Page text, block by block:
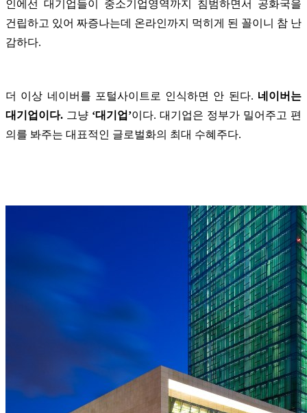
인에선 대기업들이 중소기업영역까지 침범하면서 공화국을
건립하고 있어 짜증나는데 온라인까지 먹히게 된 꼴이니 참 난
감하다.
더 이상 네이버를 포털사이트로 인식하면 안 된다. 네이버는
대기업이다. 그냥 ‘대기업’이다. 대기업은 정부가 밀어주고 편
의를 봐주는 대표적인 글로벌화의 최대 수혜주다.